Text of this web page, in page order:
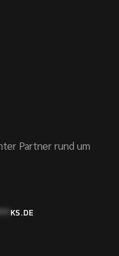
Partner rund um
KS.DE